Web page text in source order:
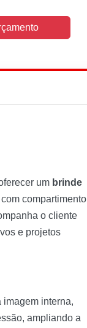
um brinde
compartimento
o cliente
e projetos
imagem interna,
ampliando a